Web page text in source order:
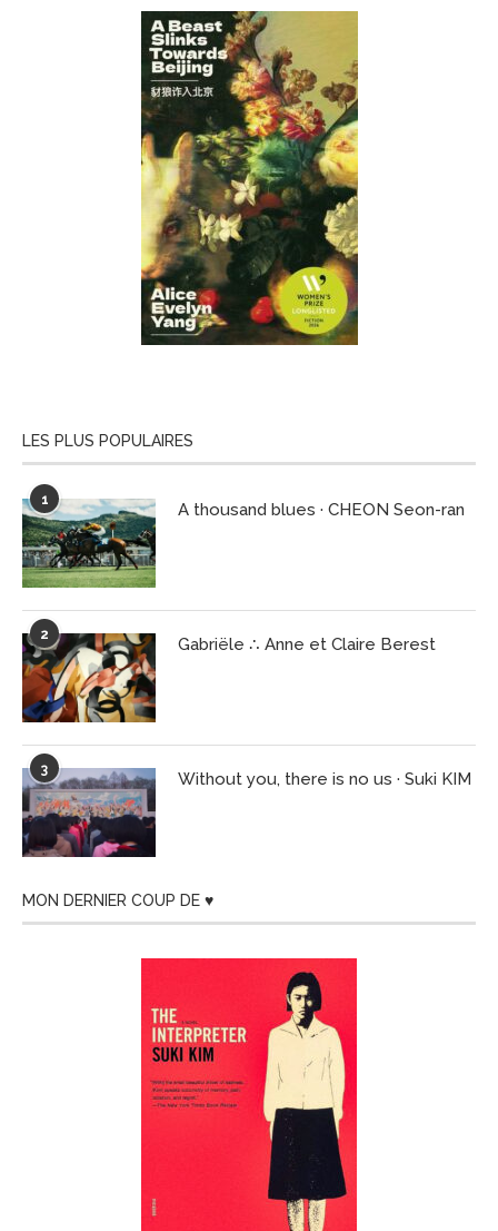
LES PLUS POPULAIRES
1 A thousand blues · CHEON Seon-ran
2 Gabriële ∴ Anne et Claire Berest
3 Without you, there is no us · Suki KIM
MON DERNIER COUP DE ♥